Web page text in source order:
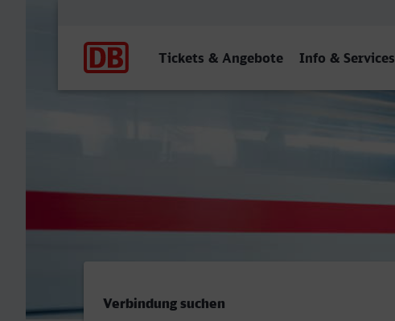
Tickets & Angebote Info & Services
Bergisch Gladbach - Trier Hbf
Verbindung suchen